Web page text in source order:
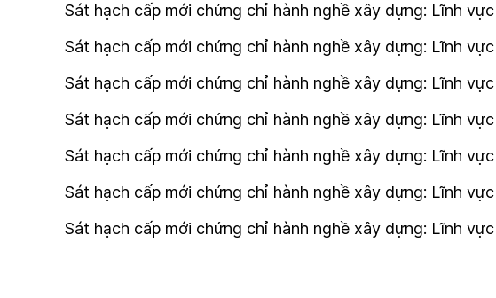
Sát hạch cấp mới chứng chỉ hành nghề xây dựng: Lĩnh
Sát hạch cấp mới chứng chỉ hành nghề xây dựng: Lĩnh
Sát hạch cấp mới chứng chỉ hành nghề xây dựng: Lĩnh
Sát hạch cấp mới chứng chỉ hành nghề xây dựng: Lĩnh
Sát hạch cấp mới chứng chỉ hành nghề xây dựng: Lĩnh
Sát hạch cấp mới chứng chỉ hành nghề xây dựng: Lĩnh
Sát hạch cấp mới chứng chỉ hành nghề xây dựng: Lĩnh